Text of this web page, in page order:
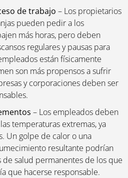
de trabajo – Los propietarios
pueden pedir a los
más horas, pero deben
regulares y pausas para
están físicamente
son más propensos a sufrir
y corporaciones deben ser
– Los empleados deben
temperaturas extremas, ya
Un golpe de calor o una
resultante podrían
salud permanentes de los que
que hacerse responsable.